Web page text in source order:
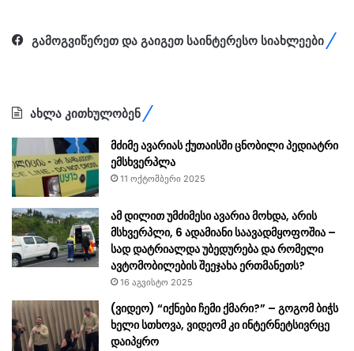
გამოგვიწერეთ და გაიგეთ საინტერესო სიახლეები
ახლა კითხულობენ
მძიმე ავარიას ქუთაისში ცნობილი პედიატრი
ემსხვერპლა
11 ოქტომბერი 2025
ამ დილით უმძიმესი ავარია მოხდა, არის
მსხვერპლი, 6 ადამიანი საავადმყოფოშია –
სად დატრიალდა უბედურება და რომელი
ავტომობილების შეეჯახა ერთმანეთს?
16 აგვისტო 2025
(ვიდეო) “იქნები ჩემი ქმარი?” – გოგომ ბიჭს
ხელი სთხოვა, ვიდეომ კი ინტერნეტსივრცე
დაიპყრო